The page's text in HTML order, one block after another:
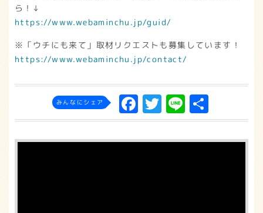
ら！↓
https://www.webaminchu.jp/guid/
※「ウチにも来て」取材リクエストも募集しています！
https://www.webaminchu.jp/contact/
みんなにシェア F
a
c
T
w
it
L
in
e
有